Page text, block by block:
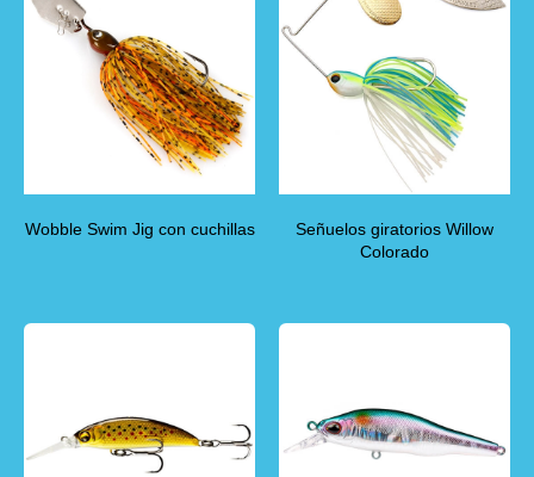
Wobble Swim Jig con cuchillas
Señuelos giratorios Willow
Colorado